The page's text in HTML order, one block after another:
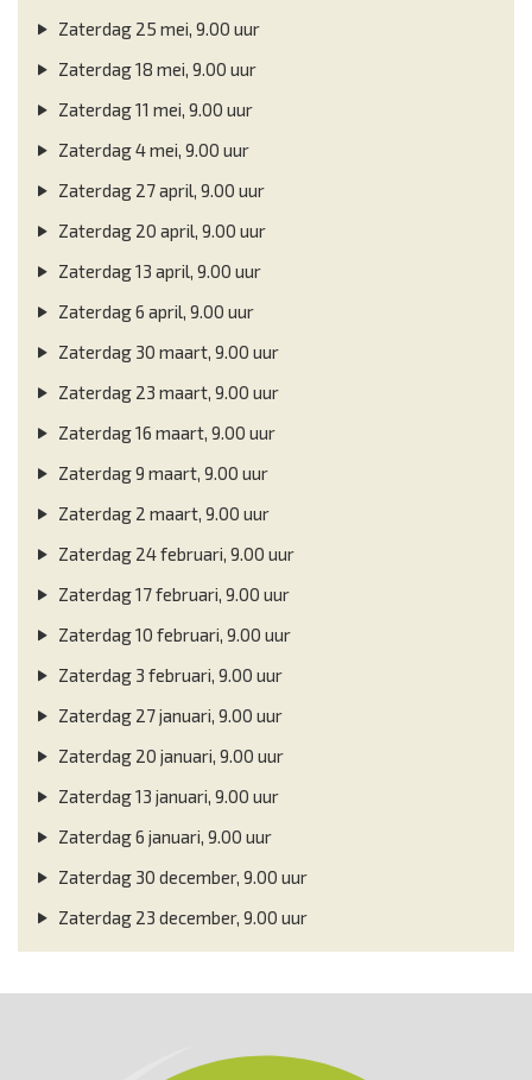
Zaterdag 25 mei, 9.00 uur
Zaterdag 18 mei, 9.00 uur
Zaterdag 11 mei, 9.00 uur
Zaterdag 4 mei, 9.00 uur
Zaterdag 27 april, 9.00 uur
Zaterdag 20 april, 9.00 uur
Zaterdag 13 april, 9.00 uur
Zaterdag 6 april, 9.00 uur
Zaterdag 30 maart, 9.00 uur
Zaterdag 23 maart, 9.00 uur
Zaterdag 16 maart, 9.00 uur
Zaterdag 9 maart, 9.00 uur
Zaterdag 2 maart, 9.00 uur
Zaterdag 24 februari, 9.00 uur
Zaterdag 17 februari, 9.00 uur
Zaterdag 10 februari, 9.00 uur
Zaterdag 3 februari, 9.00 uur
Zaterdag 27 januari, 9.00 uur
Zaterdag 20 januari, 9.00 uur
Zaterdag 13 januari, 9.00 uur
Zaterdag 6 januari, 9.00 uur
Zaterdag 30 december, 9.00 uur
Zaterdag 23 december, 9.00 uur